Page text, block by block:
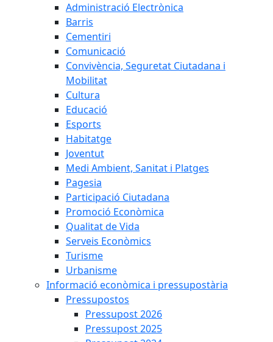
Administració Electrònica
Barris
Cementiri
Comunicació
Convivència, Seguretat Ciutadana i
Mobilitat
Cultura
Educació
Esports
Habitatge
Joventut
Medi Ambient, Sanitat i Platges
Pagesia
Participació Ciutadana
Promoció Econòmica
Qualitat de Vida
Serveis Econòmics
Turisme
Urbanisme
Informació econòmica i pressupostària
Pressupostos
Pressupost 2026
Pressupost 2025